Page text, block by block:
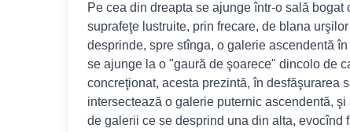
Pe cea din dreapta se ajunge într-o sală
suprafeţe lustruite, prin frecare, de blana
desprinde, spre stînga, o galerie ascendentă
se ajunge la o "gaură de şoarece" dincolo de
concreţionat, acesta prezintă, în desfăşurarea
intersectează o galerie puternic ascendentă,
de galerii ce se desprind una din alta,